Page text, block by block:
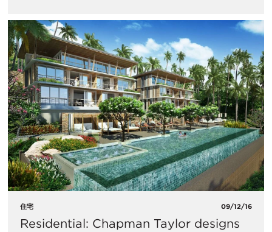
住宅 09/12/16
Residential: Chapman Taylor designs